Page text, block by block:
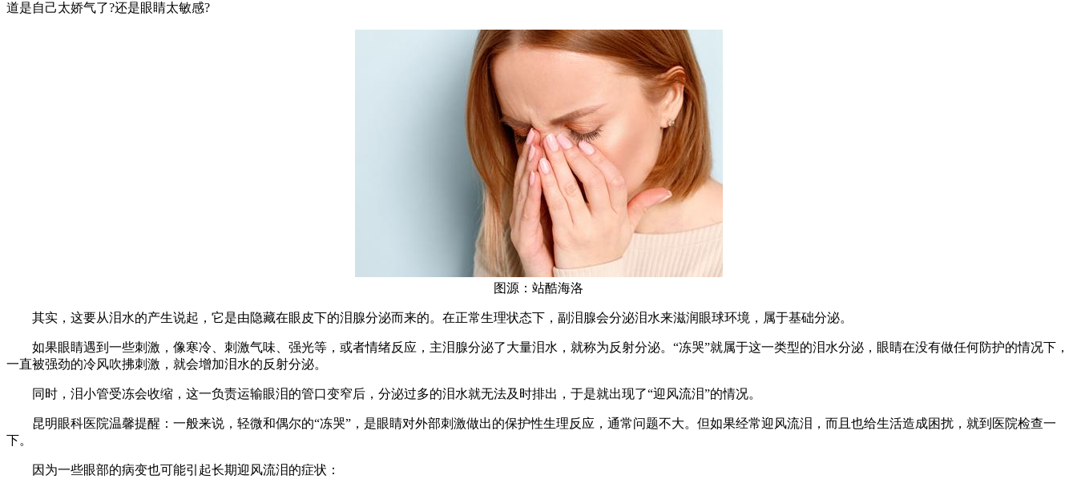
道是自己太娇气了?还是眼睛太敏感?
图源：站酷海洛
其实，这要从泪水的产生说起，它是由隐藏在眼皮下的泪腺分泌而来的。在正常生理状态下，副泪腺会分泌泪水来滋润眼球环境，属于基础分泌。
如果眼睛遇到一些刺激，像寒冷、刺激气味、强光等，或者情绪反应，主泪腺分泌了大量泪水，就称为反射分泌。“冻哭”就属于这一类型的泪水分泌，眼睛在没有做任何防护的情况下，
一直被强劲的冷风吹拂刺激，就会增加泪水的反射分泌。
同时，泪小管受冻会收缩，这一负责运输眼泪的管口变窄后，分泌过多的泪水就无法及时排出，于是就出现了“迎风流泪”的情况。
昆明眼科医院温馨提醒：一般来说，轻微和偶尔的“冻哭”，是眼睛对外部刺激做出的保护性生理反应，通常问题不大。但如果经常迎风流泪，而且也给生活造成困扰，就到医院检查一
下。
因为一些眼部的病变也可能引起长期迎风流泪的症状：